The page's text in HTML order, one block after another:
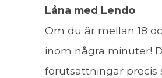
Låna med Lendo
Om du är mellan 18
inom några minuter!
förutsättningar precis